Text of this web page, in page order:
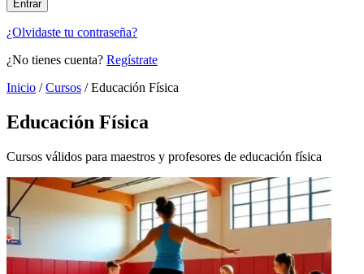
Entrar
¿Olvidaste tu contraseña?
¿No tienes cuenta? Regístrate
Inicio / Cursos /Educación Física
Educación Física
Cursos válidos para maestros y profesores de educación física